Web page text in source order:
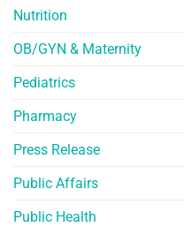
Nutrition
OB/GYN & Maternity
Pediatrics
Pharmacy
Press Release
Public Affairs
Public Health